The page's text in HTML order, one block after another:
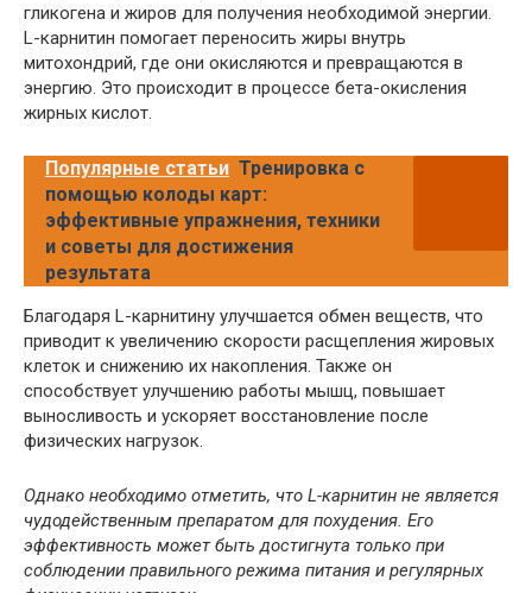
гликогена и жиров для получения необходимой энергии.
L-карнитин помогает переносить жиры внутрь
митохондрий, где они окисляются и превращаются в
энергию. Это происходит в процессе бета-окисления
жирных кислот.
Популярные статьи Тренировка с
помощью колоды карт:
эффективные упражнения, техники
и советы для достижения
результата
Благодаря L-карнитину улучшается обмен веществ, что
приводит к увеличению скорости расщепления жировых
клеток и снижению их накопления. Также он
способствует улучшению работы мышц, повышает
выносливость и ускоряет восстановление после
физических нагрузок.
Однако необходимо отметить, что L-карнитин не является
чудодейственным препаратом для похудения. Его
эффективность может быть достигнута только при
соблюдении правильного режима питания и регулярных